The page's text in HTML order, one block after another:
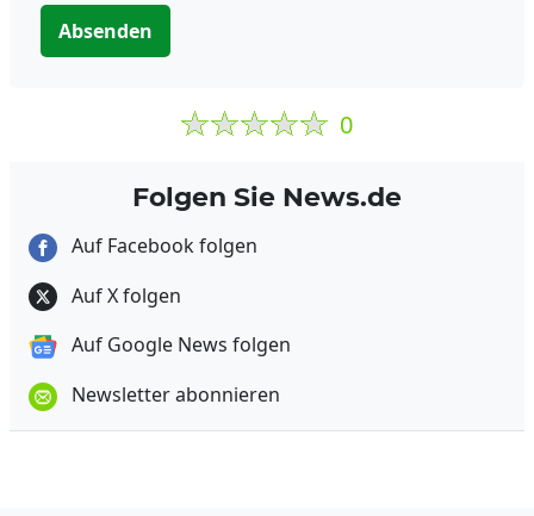
Absenden
0
Folgen Sie News.de
Auf Facebook folgen
Auf X folgen
Auf Google News folgen
Newsletter abonnieren